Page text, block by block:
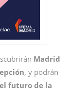
Madrid
, y podrán
futuro de la